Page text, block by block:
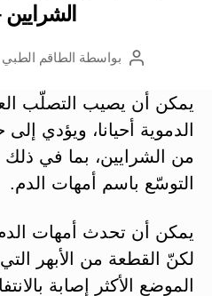
الشرايين
كاتببواسطة الطاقم الطبي
يمكن أن يصيب التصلّب
الدموية أحيانا، ويؤدي
من الشرايين، بما في ذلك
التوسّع باسم أمهات الدم.
يمكن أن تحدث أمهات
لكنّ القطعة من الأبهر
الموضع الأكثر إصابة